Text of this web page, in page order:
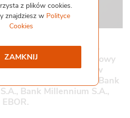
umowę nowego
kredyt bankowy
konsorcjum 5 banków
Bank Polska S.A., Bank
Bank Millennium S.A.,
z plików cookies.
znajdziesz w Polityce
Cookies
ZAMKNIJ